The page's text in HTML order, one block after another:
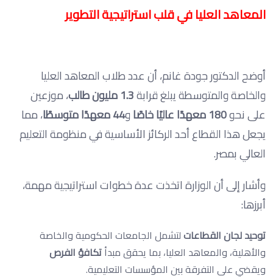
المعاهد العليا في قلب استراتيجية التطوير
أوضح الدكتور جودة غانم، أن عدد طلاب المعاهد العليا
والخاصة والمتوسطة يبلغ قرابة1.3مليون طالب، موزعين
على نحو180معهدًا عاليًا خاصًاو44معهدًا متوسطًا، مما
يجعل هذا القطاع أحد الركائز الأساسية في منظومة التعليم
العالي بمصر.
وأشار إلى أن الوزارة اتخذت عدة خطوات استراتيجية مهمة،
أبرزها:
توحيد لجان القطاعاتلتشمل الجامعات الحكومية والخاصة
والأهلية، والمعاهد العليا، بما يحقق مبدأتكافؤ الفرص
ويقضي على التفرقة بين المؤسسات التعليمية.